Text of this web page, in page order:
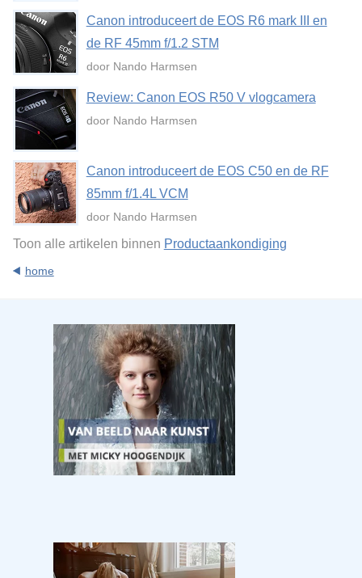
Canon introduceert de EOS R6 mark III en
de RF 45mm f/1.2 STM
door Nando Harmsen
Review: Canon EOS R50 V vlogcamera
door Nando Harmsen
Canon introduceert de EOS C50 en de RF
85mm f/1.4L VCM
door Nando Harmsen
Toon alle artikelen binnen Productaankondiging
home